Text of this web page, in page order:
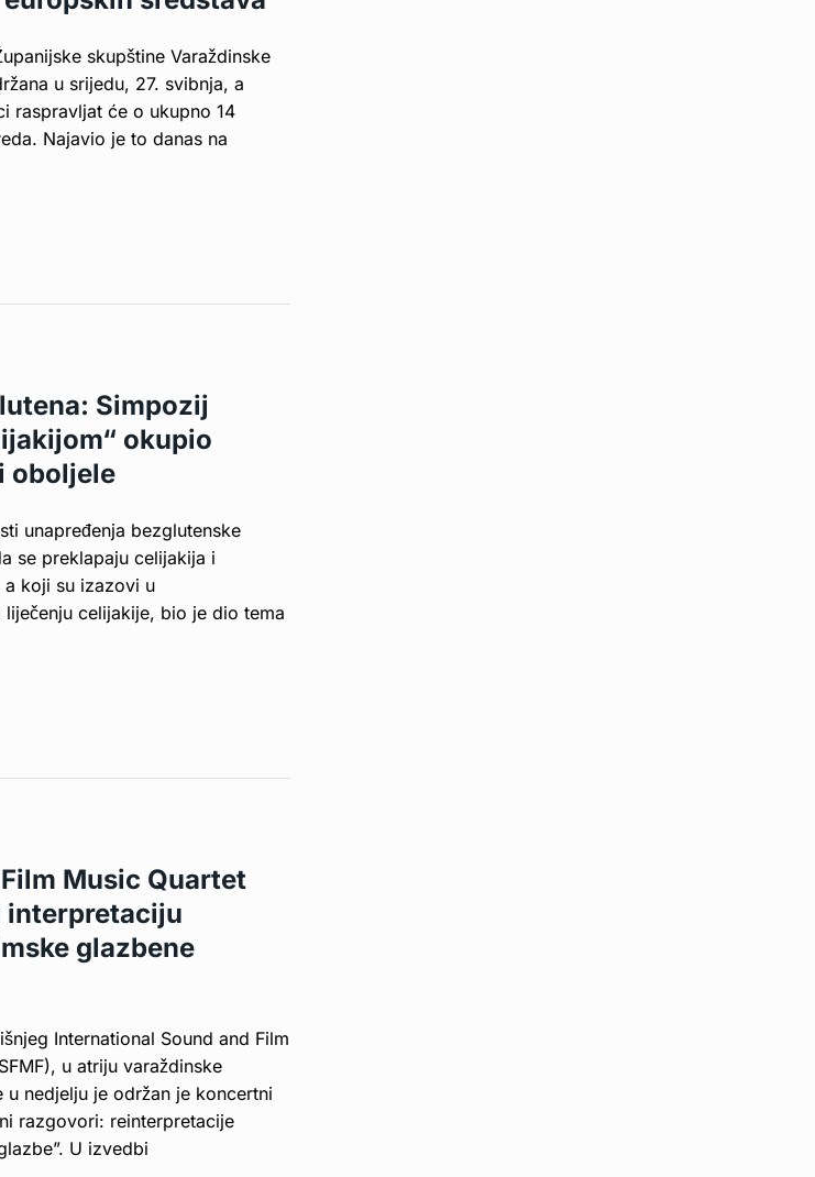
skupštine Varaždinske
u srijedu, 27. svibnja, a
raspravljat će o ukupno 14
Najavio je to danas na
Simpozij
okupio
oboljele
unapređenja bezglutenske
se preklapaju celijakija i
a koji su izazovi u
celijakije, bio je dio tema
Music Quartet
interpretaciju
glazbene
International Sound and Film
u atriju varaždinske
u nedjelju je održan je koncertni
razgovori: reinterpretacije
U izvedbi